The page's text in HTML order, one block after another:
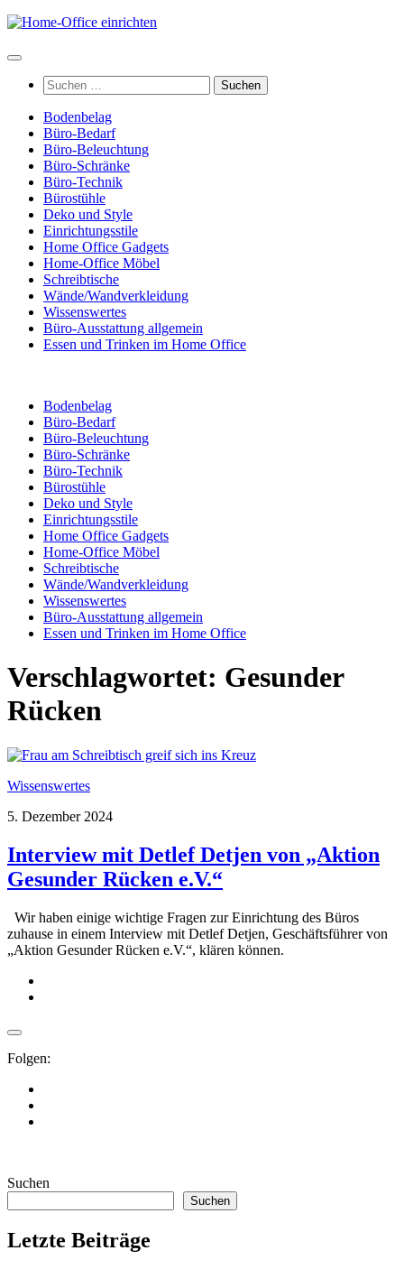
Zum
springen
Suchen
nach:
Bodenbelag
Büro-Bedarf
Büro-Beleuchtung
Büro-Schränke
Büro-Technik
Bürostühle
Deko und Style
Einrichtungsstile
Home Office Gadgets
Home-Office Möbel
Schreibtische
Wände/Wandverkleidung
Wissenswertes
Büro-Ausstattung allgemein
Essen und Trinken im Home Office
Bodenbelag
Büro-Bedarf
Büro-Beleuchtung
Büro-Schränke
Büro-Technik
Bürostühle
Deko und Style
Einrichtungsstile
Home Office Gadgets
Home-Office Möbel
Schreibtische
Wände/Wandverkleidung
Wissenswertes
Büro-Ausstattung allgemein
Essen und Trinken im Home Office
Verschlagwortet: Gesunder
Rücken
Wissenswertes
5. Dezember 2024
Interview mit Detlef Detjen von „Aktion
Gesunder Rücken e.V.“
Wir haben einige wichtige Fragen zur Einrichtung des Büros
zuhause in einem Interview mit Detlef Detjen, Geschäftsführer von
„Aktion Gesunder Rücken e.V.“, klären können.
Folgen:
Suchen
Suchen
Letzte Beiträge